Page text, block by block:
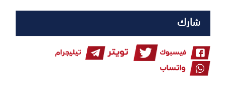
شارك